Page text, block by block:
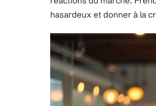
hasardeux et donner à la